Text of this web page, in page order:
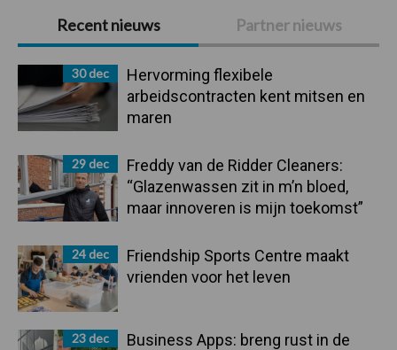
Primaire
Sidebar
Recent nieuws Partner nieuws
30 dec
Hervorming flexibele
arbeidscontracten kent mitsen en
maren
29 dec
Freddy van de Ridder Cleaners:
“Glazenwassen zit in m’n bloed,
maar innoveren is mijn toekomst”
24 dec
Friendship Sports Centre maakt
vrienden voor het leven
23 dec
Business Apps: breng rust in de